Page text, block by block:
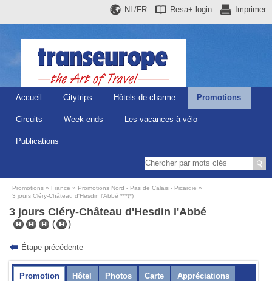
Imprimer
Resa+ login
NL/FR
Accueil Citytrips Hôtels de charme Promotions
Circuits Week-ends Les vacances à vélo
Publications
Promotions France
Promotions Nord - Pas de Calais - Picardie
3 jours Cléry-Château d'Hesdin l'Abbé ***(*)
3 jours Cléry-Château d'Hesdin l'Abbé
Étape précédente
Promotion Hôtel Photos Carte Appréciations